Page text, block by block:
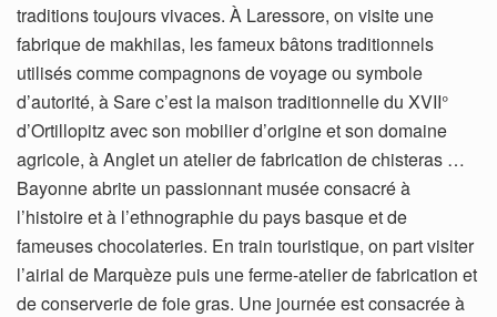
traditions toujours vivaces. À Laressore, on visite une
fabrique de makhilas, les fameux bâtons traditionnels
utilisés comme compagnons de voyage ou symbole
d’autorité, à Sare c’est la maison traditionnelle du XVII°
d’Ortillopitz avec son mobilier d’origine et son domaine
agricole, à Anglet un atelier de fabrication de chisteras …
Bayonne abrite un passionnant musée consacré à
l’histoire et à l’ethnographie du pays basque et de
fameuses chocolateries. En train touristique, on part visiter
l’airial de Marquèze puis une ferme-atelier de fabrication et
de conserverie de foie gras. Une journée est consacrée à